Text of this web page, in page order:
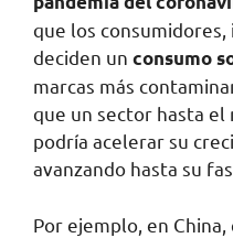
que los
deciden un consumo
marcas más
que un sector hasta
podría acelerar su
avanzando hasta su
Por ejemplo, en